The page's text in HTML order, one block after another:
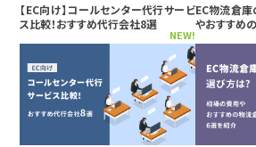
【EC向け】コールセンター代行サービ
ス比較！おすすめ代行会社8選
NEW!
EC物流倉庫
やおすすめ